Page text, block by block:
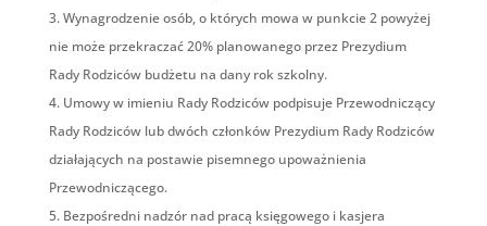
Wynagrodzenie osób, o których mowa w punkcie 2 powyżej
nie może przekraczać 20% planowanego przez Prezydium
Rady Rodziców budżetu na dany rok szkolny.
Umowy w imieniu Rady Rodziców podpisuje Przewodniczący
Rady Rodziców lub dwóch członków Prezydium Rady Rodziców
działających na postawie pisemnego upoważnienia
Przewodniczącego.
Bezpośredni nadzór nad pracą księgowego i kasjera